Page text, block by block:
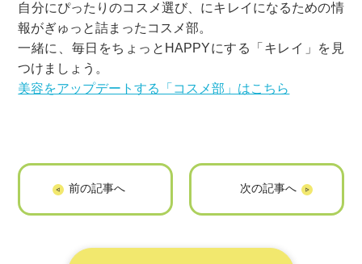
自分にぴったりのコスメ選び、にキレイになるための情
報がぎゅっと詰まったコスメ部。
一緒に、毎日をちょっとHAPPYにする「キレイ」を見
つけましょう。
美容をアップデートする「コスメ部」はこちら
「SHODO FAM」
「My Moods」に